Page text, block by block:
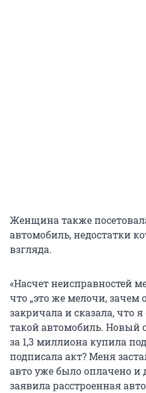
Женщина также
автомобиль, недостатки
взгляда.
«Насчет неисправностей
что „это же мелочи, зачем
закричала и сказала, что
такой автомобиль. Новый
за 1,3 миллиона купила
подписала акт? Меня
авто уже было оплачено и
заявила расстроенная